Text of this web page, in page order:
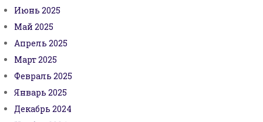
Июнь 2025
Май 2025
Апрель 2025
Март 2025
Февраль 2025
Январь 2025
Декабрь 2024